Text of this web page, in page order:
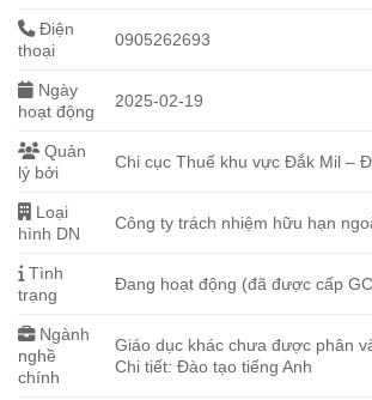
Điện
thoại
0905262693
Ngày
hoạt động
2025-02-19
Quản
lý bởi
Chi cục Thuế khu vực Đắk Mil –
Loại
hình DN
Công ty trách nhiệm hữu hạn
Tình
trạng
Đang hoạt động (đã được cấp
Ngành
nghề
chính
Giáo dục khác chưa được phân
Chi tiết: Đào tạo tiếng Anh